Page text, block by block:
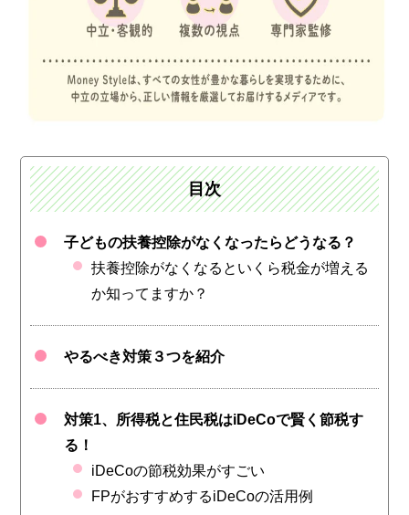
目次
子どもの扶養控除がなくなったらどうなる？
扶養控除がなくなるといくら税金が増える
か知ってますか？
やるべき対策３つを紹介
対策1、所得税と住民税はiDeCoで賢く節税す
る！
iDeCoの節税効果がすごい
FPがおすすめするiDeCoの活用例